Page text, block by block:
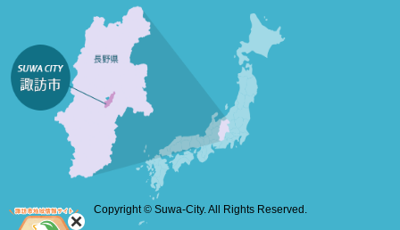
Copyright © Suwa-City. All Rights Reserved.